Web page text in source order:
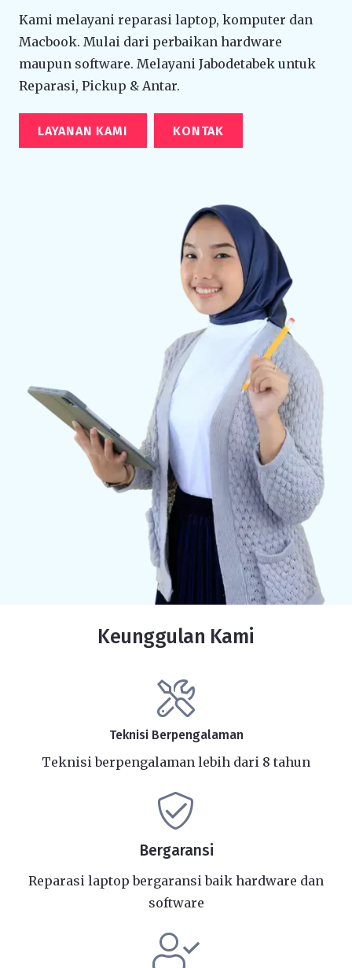
Kami melayani reparasi laptop, komputer dan
Macbook. Mulai dari perbaikan hardware
maupun software. Melayani Jabodetabek untuk
Reparasi, Pickup & Antar.
LAYANAN KAMI KONTAK
Keunggulan Kami
Teknisi Berpengalaman
Teknisi berpengalaman lebih dari 8 tahun
Bergaransi
Reparasi laptop bergaransi baik hardware dan
software